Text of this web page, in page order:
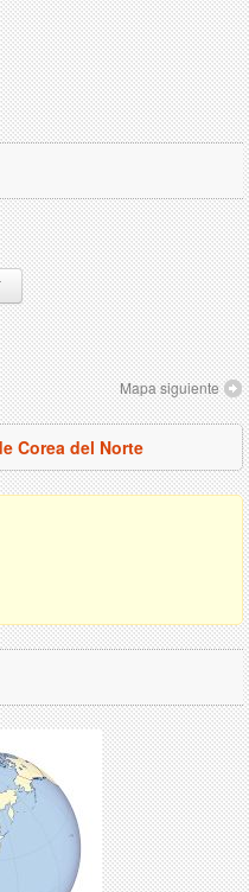
Mapa siguiente
Corea del Norte